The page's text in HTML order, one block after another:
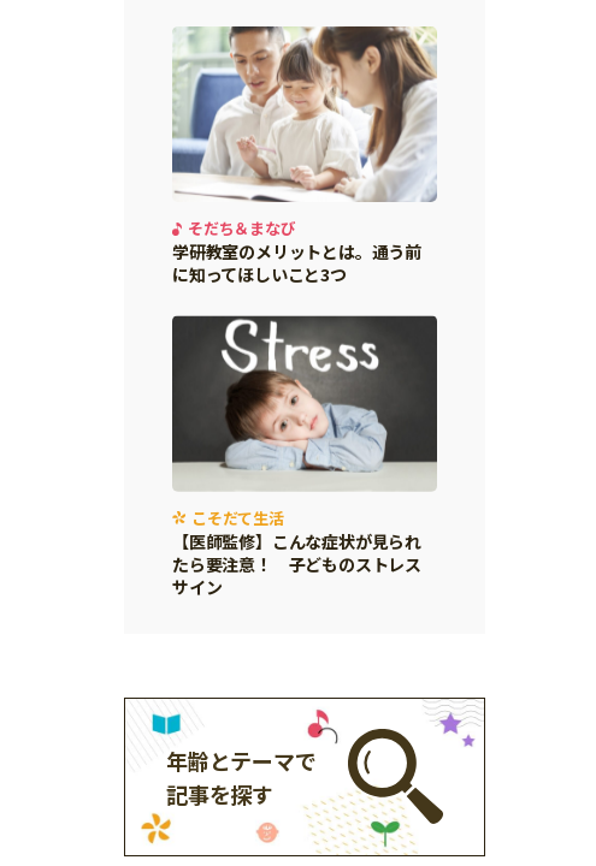
そだち＆まなび
学研教室のメリットとは。通う前
に知ってほしいこと3つ
こそだて生活
【医師監修】こんな症状が見られ
たら要注意！ 子どものストレス
サイン
年齢とテーマで
記事を探す